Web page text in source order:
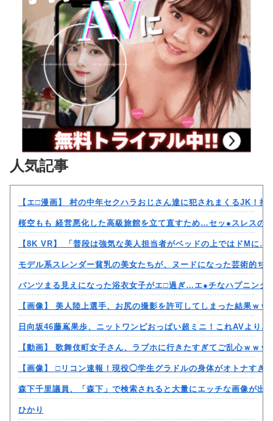
人気記事
【エ□漫画】 村の中年セクハラおじさん達に犯されまくるJK！
桜空もも 経営悪化した高級旅館を立て直すため…セッ●スレスの
【8K VR】 「普段は強気な美人担当者がベッドの上ではドMに…
モデル系スレンダー貧乳の美女たちが、ヌードになった芸術的ち
パンツまる見えになった浴衣女子がエ□過ぎ…エ●チなハプニング
【画像】 美人陸上選手、お尻の撮影を許可してしまった結果ｗｗ
日向坂46藤嶌果歩、ニットワンピおっぱい超ミニ！これAVよりエ
【動画】 歌舞伎町女子さん、ラブホに行きたすぎてご乱心ｗｗｗ
【画像】 □リコン速報！現役◯学生グラドルの身体がオトナすぎ
森下千里議員、「森下」で検索されると大量にエッチな画像が出
ひかり